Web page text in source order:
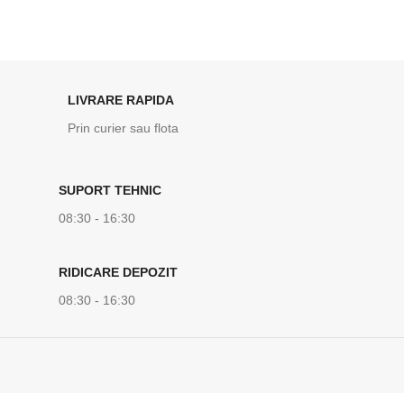
LIVRARE RAPIDA
Prin curier sau flota
SUPORT TEHNIC
08:30 - 16:30
RIDICARE DEPOZIT
08:30 - 16:30